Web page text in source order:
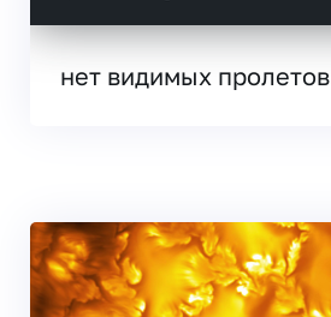
нет видимых пролетов